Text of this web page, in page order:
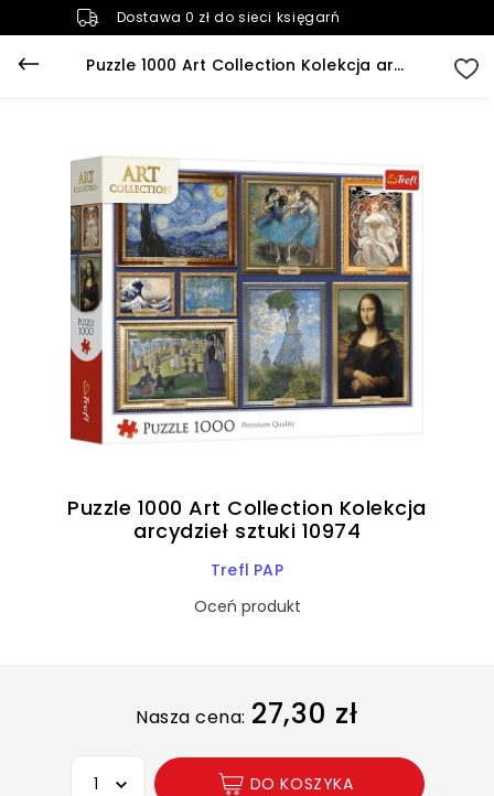
Dostawa 0 zł do sieci księgarń
Puzzle 1000 Art Collection Kolekcja arcydzieł sztuki 10974
Puzzle 1000 Art Collection Kolekcja
arcydzieł sztuki 10974
Trefl PAP
Oceń produkt
Nasza cena: 27,30 zł
Wybierz opcję
DO KOSZYKA